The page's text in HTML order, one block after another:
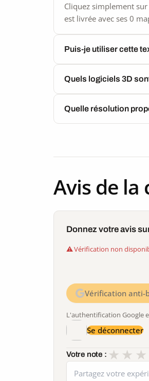
Cliquez simplement
est livrée avec ses 0
Puis-je utiliser cette
Quels logiciels 3D
Quelle résolution
Avis de
Donnez votre avis
Vérification non
Vérification anti-
L'authentification Google
Se déconnecter
Votre note : ★
★
★